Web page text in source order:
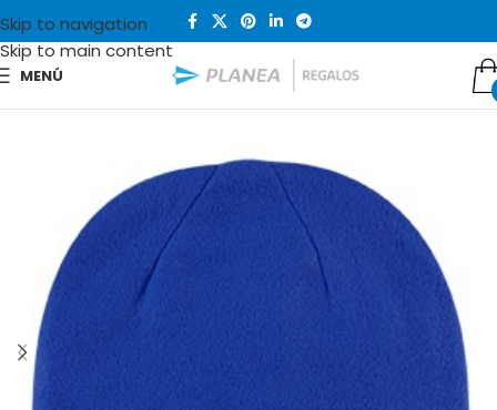
Skip to navigation
Skip to main content
MENÚ